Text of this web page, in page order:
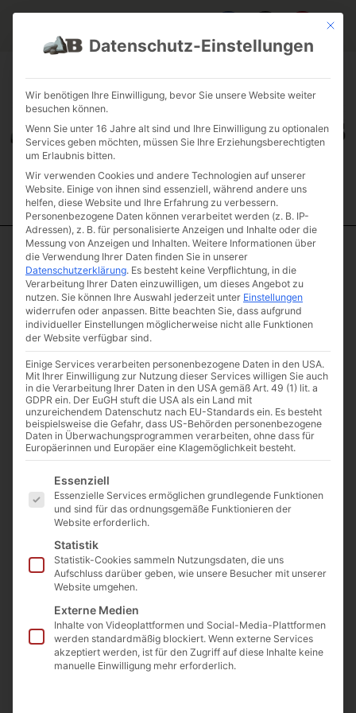
JOBS
FUHRPARK
Start/Natursteinstufen/Mini Stufen/ Jura Marmor rustikale
Blockstufe mini 40 – 50
Jura Marmor
rustikale
40 – 50
Artikelnummer: JMRBSM40
€24,00 (inkl. MwSt.)
Preis / Stück ab 10 Stück
Abnahmemenge
Preis / Stück
Preis / Stück ab 5 Stück
Beschreibung
📏 Länge: ca. 40 bis 50 cm
📐 Tiefe: ca. 20 bis 27 cm
Mit
Datenschutz-Einstellungen
Wir benötigen Ihre Einwilligung, bevor Sie unsere Website weiter
besuchen können.
Wenn Sie unter 16 Jahre alt sind und Ihre Einwilligung zu optionalen
Services geben möchten, müssen Sie Ihre Erziehungsberechtigten
um Erlaubnis bitten.
Wir verwenden Cookies und andere Technologien auf unserer
Website. Einige von ihnen sind essenziell, während andere uns
helfen, diese Website und Ihre Erfahrung zu verbessern.
Personenbezogene Daten können verarbeitet werden (z. B. IP-
Adressen), z. B. für personalisierte Anzeigen und Inhalte oder die
Messung von Anzeigen und Inhalten. Weitere Informationen über
die Verwendung Ihrer Daten finden Sie in unserer
Datenschutzerklärung. Es besteht keine Verpflichtung, in die
Verarbeitung Ihrer Daten einzuwilligen, um dieses Angebot zu
nutzen. Sie können Ihre Auswahl jederzeit unter Einstellungen
widerrufen oder anpassen. Bitte beachten Sie, dass aufgrund
individueller Einstellungen möglicherweise nicht alle Funktionen
der Website verfügbar sind.
Einige Services verarbeiten personenbezogene Daten in den USA.
Mit Ihrer Einwilligung zur Nutzung dieser Services willigen Sie auch
in die Verarbeitung Ihrer Daten in den USA gemäß Art. 49 (1) lit. a
GDPR ein. Der EuGH stuft die USA als ein Land mit
unzureichendem Datenschutz nach EU-Standards ein. Es besteht
beispielsweise die Gefahr, dass US-Behörden personenbezogene
Daten in Überwachungsprogrammen verarbeiten, ohne dass für
Europäerinnen und Europäer eine Klagemöglichkeit besteht.
Es folgt eine Liste der Service-Gruppen, für die eine
Essenziell
Essenzielle Services ermöglichen grundlegende Funktionen
und sind für das ordnungsgemäße Funktionieren der
Website erforderlich.
Statistik
Statistik-Cookies sammeln Nutzungsdaten, die uns
Aufschluss darüber geben, wie unsere Besucher mit unserer
Website umgehen.
Externe Medien
Inhalte von Videoplattformen und Social-Media-Plattformen
werden standardmäßig blockiert. Wenn externe Services
akzeptiert werden, ist für den Zugriff auf diese Inhalte keine
manuelle Einwilligung mehr erforderlich.